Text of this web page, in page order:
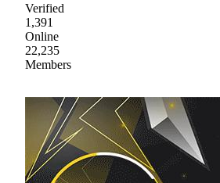
Verified
1,391
Online
22,235
Members